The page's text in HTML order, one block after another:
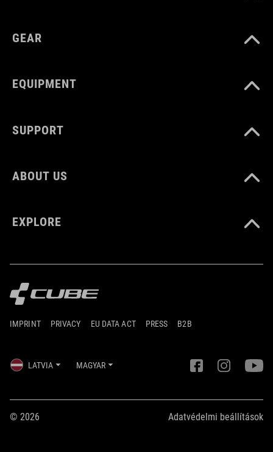
GEAR
EQUIPMENT
SUPPORT
ABOUT US
EXPLORE
IMPRINT PRIVACY EU DATA ACT PRESS B2B
LATVIA MAGYAR
© 2026 Adatvédelmi beállítások